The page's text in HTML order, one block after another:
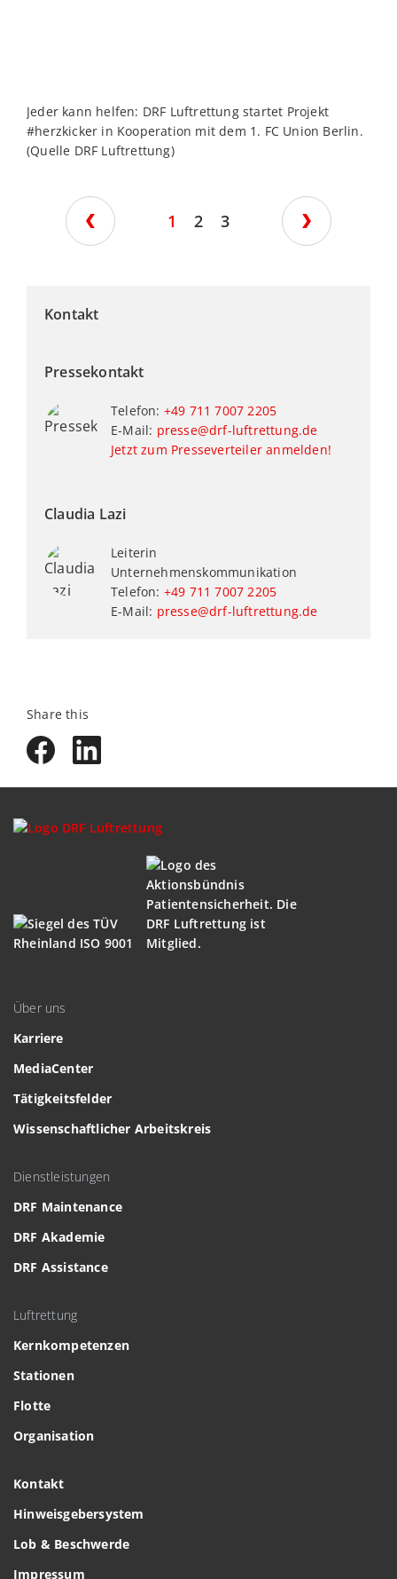
Jeder kann helfen: DRF Luftrettung startet Projekt
#herzkicker in Kooperation mit dem 1. FC Union Berlin.
(Quelle DRF Luftrettung)
1 2 3
Kontakt
Pressekontakt
Telefon: +49 711 7007 2205
E-Mail: presse@drf-luftrettung.de
Jetzt zum Presseverteiler anmelden!
Claudia Lazi
Leiterin
Unternehmenskommunikation
Telefon: +49 711 7007 2205
E-Mail: presse@drf-luftrettung.de
Share this
Über uns
Karriere
MediaCenter
Tätigkeitsfelder
Wissenschaftlicher Arbeitskreis
Dienstleistungen
DRF Maintenance
DRF Akademie
DRF Assistance
Luftrettung
Kernkompetenzen
Stationen
Flotte
Organisation
Kontakt
Hinweisgebersystem
Lob & Beschwerde
Impressum